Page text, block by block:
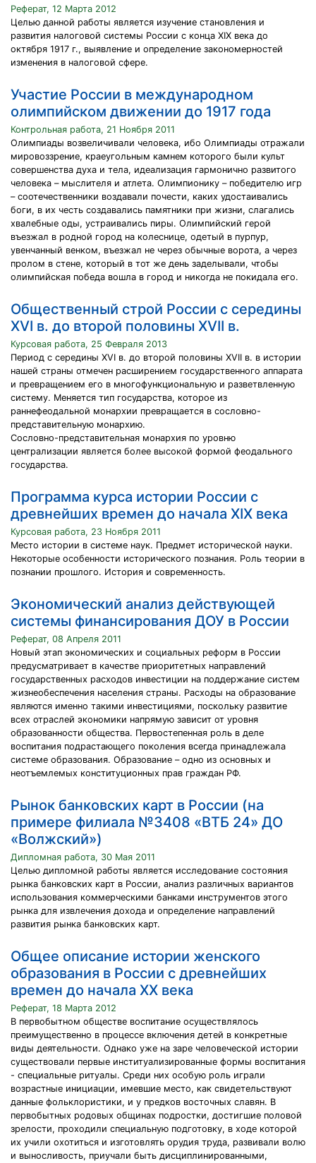
Реферат, 12 Марта 2012
Целью данной работы является изучение становления и
развития налоговой системы России с конца XIX века до
октября 1917 г., выявление и определение закономерностей
изменения в налоговой сфере.
Участие России в международном
олимпийском движении до 1917 года
Контрольная работа, 21 Ноября 2011
Олимпиады возвеличивали человека, ибо Олимпиады отражали
мировоззрение, краеугольным камнем которого были культ
совершенства духа и тела, идеализация гармонично развитого
человека – мыслителя и атлета. Олимпионику – победителю игр
– соотечественники воздавали почести, каких удостаивались
боги, в их честь создавались памятники при жизни, слагались
хвалебные оды, устраивались пиры. Олимпийский герой
въезжал в родной город на колеснице, одетый в пурпур,
увенчанный венком, въезжал не через обычные ворота, а через
пролом в стене, который в тот же день заделывали, чтобы
олимпийская победа вошла в город и никогда не покидала его.
Общественный строй России с середины
ХVI в. до второй половины ХVII в.
Курсовая работа, 25 Февраля 2013
Период с середины ХVI в. до второй половины ХVII в. в истории
нашей страны отмечен расширением государственного аппарата
и превращением его в многофункциональную и разветвленную
систему. Меняется тип государства, которое из
раннефеодальной монархии превращается в сословно-
представительную монархию.
Сословно-представительная монархия по уровню
централизации является более высокой формой феодального
государства.
Программа курса истории России с
древнейших времен до начала XIX века
Курсовая работа, 23 Ноября 2011
Место истории в системе наук. Предмет исторической науки.
Некоторые особенности исторического познания. Роль теории в
познании прошлого. История и современность.
Экономический анализ действующей
системы финансирования ДОУ в России
Реферат, 08 Апреля 2011
Новый этап экономических и социальных реформ в России
предусматривает в качестве приоритетных направлений
государственных расходов инвестиции на поддержание систем
жизнеобеспечения населения страны. Расходы на образование
являются именно такими инвестициями, поскольку развитие
всех отраслей экономики напрямую зависит от уровня
образованности общества. Первостепенная роль в деле
воспитания подрастающего поколения всегда принадлежала
системе образования. Образование – одно из основных и
неотъемлемых конституционных прав граждан РФ.
Рынок банковских карт в России (на
примере филиала №3408 «ВТБ 24» ДО
«Волжский»)
Дипломная работа, 30 Мая 2011
Целью дипломной работы является исследование состояния
рынка банковских карт в России, анализ различных вариантов
использования коммерческими банками инструментов этого
рынка для извлечения дохода и определение направлений
развития рынка банковских карт.
Общее описание истории женского
образования в России с древнейших
времен до начала ХХ века
Реферат, 18 Марта 2012
В первобытном обществе воспитание осуществлялось
преимущественно в процессе включения детей в конкретные
виды деятельности. Однако уже на заре человеческой истории
существовали первые институализированные формы воспитания
- специальные ритуалы. Среди них особую роль играли
возрастные инициации, имевшие место, как свидетельствуют
данные фольклористики, и у предков восточных славян. В
первобытных родовых общинах подростки, достигшие половой
зрелости, проходили специальную подготовку, в ходе которой
их учили охотиться и изготовлять орудия труда, развивали волю
и выносливость, приучали быть дисциплинированными,